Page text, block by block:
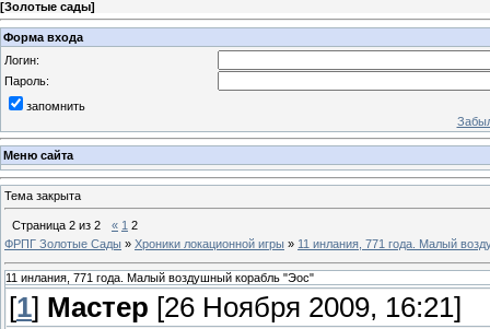
[Золотые сады]
Форма входа
Логин:
Пароль:
запомнить
Меню сайта
Тема закрыта
Страница 2 из 2 « 1 2
ФРПГ Золотые Сады » Хроники локационной игры » 11 инлания, 771 года. Малый
11 инлания, 771 года. Малый воздушный корабль "Эос"
[1] Мастер [26 Ноября 2009, 16:21]